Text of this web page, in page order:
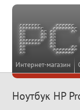
Интернет-магазин
Ноутбук HP